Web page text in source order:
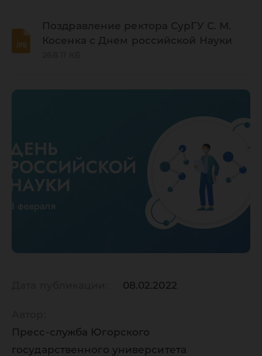
Поздравление ректора СурГУ С. М.
Косенка с Днем российской Науки
08.02.2022
Пресс-служба Югорского
государственного университета